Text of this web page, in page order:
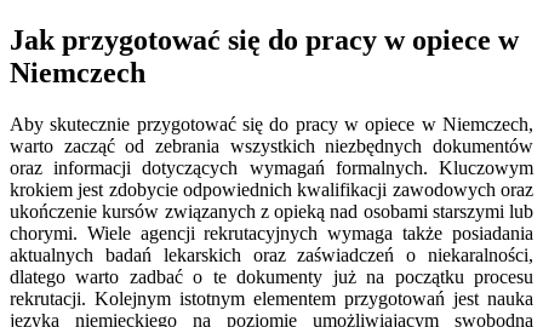
Jak przygotować się do pracy w opiece w
Niemczech
Aby skutecznie przygotować się do pracy w opiece w Niemczech,
warto zacząć od zebrania wszystkich niezbędnych dokumentów
oraz informacji dotyczących wymagań formalnych. Kluczowym
krokiem jest zdobycie odpowiednich kwalifikacji zawodowych oraz
ukończenie kursów związanych z opieką nad osobami starszymi lub
chorymi. Wiele agencji rekrutacyjnych wymaga także posiadania
aktualnych badań lekarskich oraz zaświadczeń o niekaralności,
dlatego warto zadbać o te dokumenty już na początku procesu
rekrutacji. Kolejnym istotnym elementem przygotowań jest nauka
języka niemieckiego na poziomie umożliwiającym swobodną